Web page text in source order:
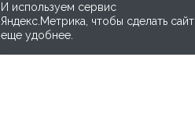
И используем сервис
Яндекс.Метрика, чтобы сделать сайт
еще удобнее.